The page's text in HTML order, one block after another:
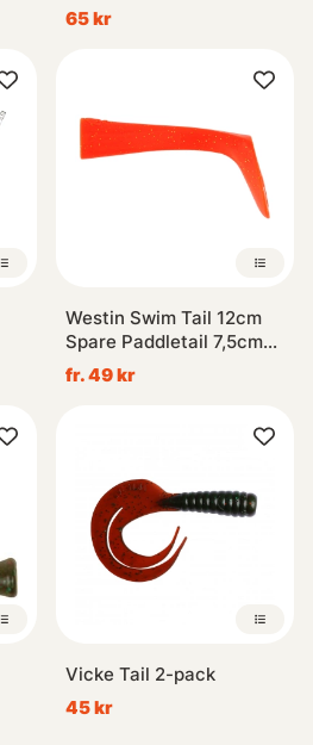
65 kr
Westin Swim Tail 12cm
Spare Paddletail 7,5cm
11g (2-pack)
fr. 49 kr
Vicke Tail 2-pack
45 kr